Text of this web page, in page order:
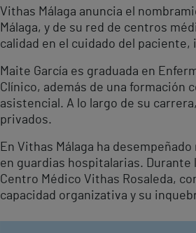
Vithas Málaga anuncia el
Málaga, y de su red de centros
calidad en el cuidado del
Maite García es graduada en
Clínico, además de una formación
asistencial. A lo largo de su
privados.
En Vithas Málaga ha
en guardias hospitalarias.
Centro Médico Vithas Rosaleda,
capacidad organizativa y su